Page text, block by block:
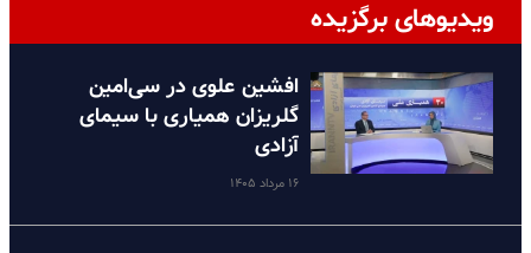
ویدیوهای برگزیده
افشین علوی در سی‌امین
گلریزان همیاری با سیمای
آزادی
۱۶ مرداد ۱۴۰۵